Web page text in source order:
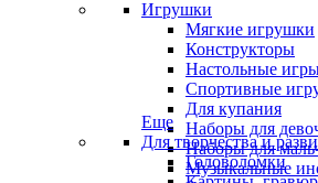
Игрушки
Мягкие игрушки
Конструкторы
Настольные
Спортивные
Для купания
Наборы для
Наборы для
Музыкальные
Еще
Для творчества и
Головоломки